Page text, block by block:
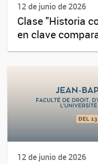
12 de junio de 2026
Clase "Historia
en clave
12 de junio de 2026